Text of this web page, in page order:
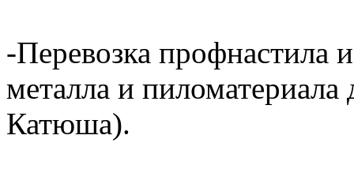
-Перевозка профнастила
металла и
Катюша).